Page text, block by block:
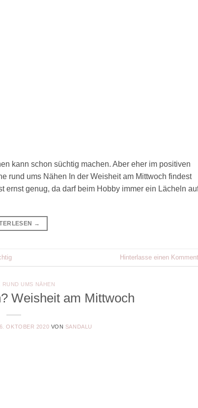
kann schon süchtig machen. Aber eher im positiven
rund ums Nähen In der Weisheit am Mittwoch findest
ernst genug, da darf beim Hobby immer ein Lächeln
→
Hinterlasse einen
RUND UMS NÄHEN
Weisheit am Mittwoch
6. OKTOBER 2020 VON SANDALU